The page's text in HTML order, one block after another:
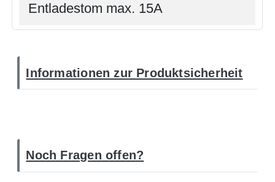
Entladestom max. 15A
Informationen zur Produktsicherheit
Noch Fragen offen?